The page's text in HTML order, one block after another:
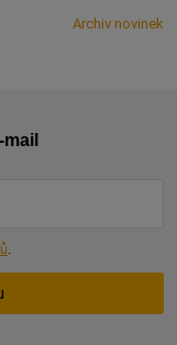
Archiv novinek
.